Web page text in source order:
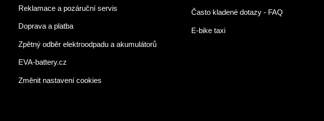
Reklamace a pozáruční servis
Doprava a platba
Zpětný odběr elektroodpadu a akumulátorů
EVA-battery.cz
Změnit nastavení cookies
Často kladené dotazy - FAQ
E-bike taxi